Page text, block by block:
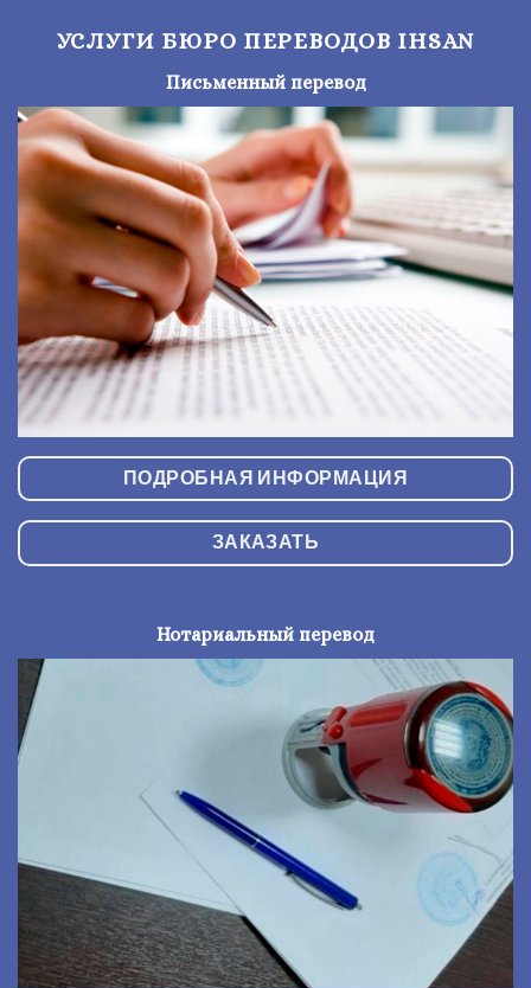
УСЛУГИ БЮРО ПЕРЕВОДОВ IHSAN
Письменный перевод
ПОДРОБНАЯ ИНФОРМАЦИЯ
ЗАКАЗАТЬ
Нотариальный перевод